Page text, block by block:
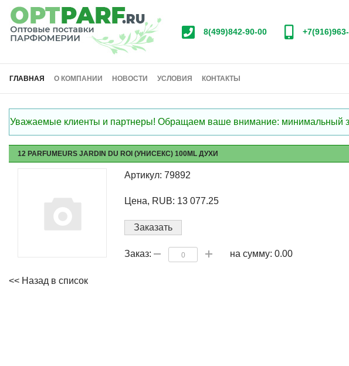
8(499)842-90-00
ГЛАВНАЯ О КОМПАНИИ НОВОСТИ УСЛОВИЯ КОНТАКТЫ
Уважаемые клиенты и партнеры! Обращаем ваше внимание: минимальный
12 PARFUMEURS JARDIN DU ROI (УНИСЕКС) 100ML ДУХИ
Артикул: 79892
Цена, RUB: 13 077.25
Заказать
Заказ: на сумму: 0.00
<< Назад в список